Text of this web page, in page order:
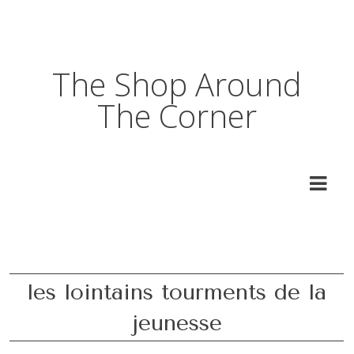
The Shop Around
The Corner
les lointains tourments de la
jeunesse